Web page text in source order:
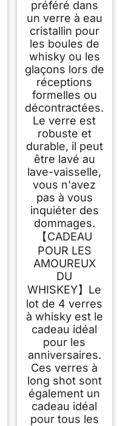
préféré dans
un verre à eau
cristallin pour
les boules de
whisky ou les
glaçons lors de
réceptions
formelles ou
décontractées.
Le verre est
robuste et
durable, il peut
être lavé au
lave-vaisselle,
vous n'avez
pas à vous
inquiéter des
dommages.
【CADEAU
POUR LES
AMOUREUX
DU
WHISKEY】Le
lot de 4 verres
à whisky est le
cadeau idéal
pour les
anniversaires.
Ces verres à
long shot sont
également un
cadeau idéal
pour tous les